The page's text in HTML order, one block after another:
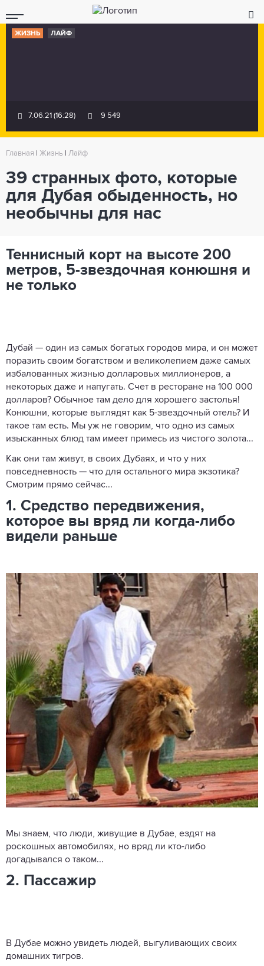
ЖИЗНЬ ЛАЙФ
7.06.21 (16:28) 9 549
Главная Жизнь Лайф
39 странных фото, которые
для Дубая обыденность, но
необычны для нас
Теннисный корт на высоте 200
метров, 5-звездочная конюшня и
не только
Дубай — один из самых богатых городов мира, и он может
поразить своим богатством и великолепием даже самых
избалованных жизнью долларовых миллионеров, а
некоторых даже и напугать. Счет в ресторане на 100 000
долларов? Обычное там дело для хорошего застолья!
Конюшни, которые выглядят как 5-звездочный отель? И
такое там есть. Мы уж не говорим, что одно из самых
изысканных блюд там имеет примесь из чистого золота...
Как они там живут, в своих Дубаях, и что у них
повседневность — что для остального мира экзотика?
Смотрим прямо сейчас...
1. Средство передвижения,
которое вы вряд ли когда-либо
видели раньше
Мы знаем, что люди, живущие в Дубае, ездят на
роскошных автомобилях, но вряд ли кто-либо
догадывался о таком...
2. Пассажир
В Дубае можно увидеть людей, выгуливающих своих
домашних тигров.